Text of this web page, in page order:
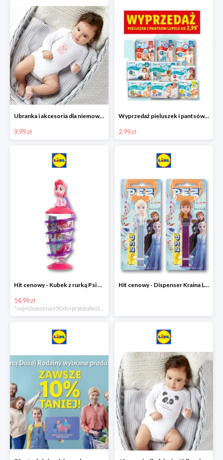
Ubranka i akcesoria dla niemowląt w Lidlu od 9,99 zł
9.99 zł
Wyprzedaż pieluszek i pantsów LUPILU od 2,99 zł
2.99 zł
Hit cenowy - Kubek z rurką Psi Patrol, PONY, Minionki, Peppa
14.99 zł
Hit cenowy - Dispenser Kraina Lodu